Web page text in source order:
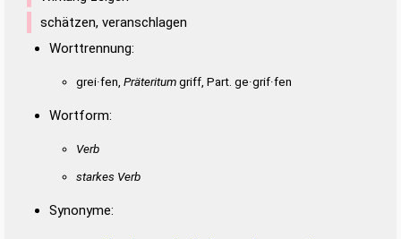
schätzen, veranschlagen
Worttrennung:
grei·fen, Präteritumgriff, Part. ge·grif·fen
Wortform:
Verb
starkes Verb
Synonyme: